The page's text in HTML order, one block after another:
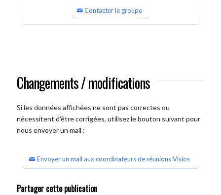
Contacter le groupe
Changements / modifications
Si les données affichées ne sont pas correctes ou
nécessitent d'être corrigées, utilisez le bouton suivant pour
nous envoyer un mail :
Envoyer un mail aux coordinateurs de réunions Visios
Partager cette publication